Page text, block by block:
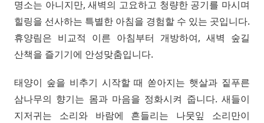
명소는 아니지만, 새벽의 고요하고 청량한 공기를 마시며
힐링을 선사하는 특별한 아침을 경험할 수 있는 곳입니다.
휴양림은 비교적 이른 아침부터 개방하여, 새벽 숲길
산책을 즐기기에 안성맞춤입니다.
태양이 숲을 비추기 시작할 때 쏟아지는 햇살과 짙푸른
삼나무의 향기는 몸과 마음을 정화시켜 줍니다. 새들이
지저귀는 소리와 바람에 흔들리는 나뭇잎 소리만이